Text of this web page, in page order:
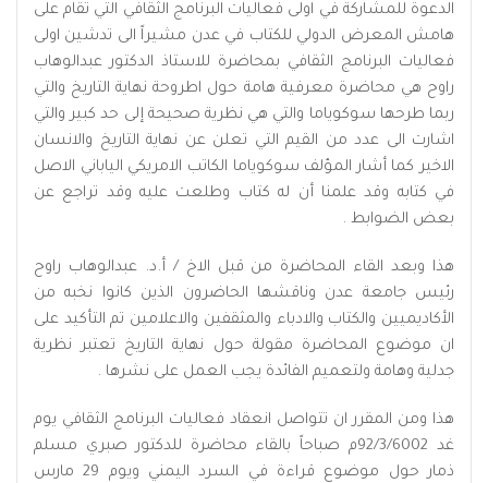
الدعوة للمشاركة في اولى فعاليات البرنامج الثقافي التي تقام على
هامش المعرض الدولي للكتاب في عدن مشيراً الى تدشين اولى
فعاليات البرنامج الثقافي بمحاضرة للاستاذ الدكتور عبدالوهاب
راوح هي محاضرة معرفية هامة حول اطروحة نهاية التاريخ والتي
ربما طرحها سوكوياما والتي هي نظرية صحيحة إلى حد كبير والتي
اشارت الى عدد من القيم التي تعلن عن نهاية التاريخ والانسان
الاخير كما أشار المؤلف سوكوياما الكاتب الامريكي الياباني الاصل
في كتابه وقد علمنا أن له كتاب وطلعت عليه وقد تراجع عن
بعض الضوابط .
هذا وبعد القاء المحاضرة من قبل الاخ / أ.د. عبدالوهاب راوح
رئيس جامعة عدن وناقشها الحاضرون الذين كانوا نخبه من
الأكاديميين والكتاب والادباء والمثقفين والاعلامين تم التأكيد على
ان موضوع المحاضرة مقولة حول نهاية التاريخ تعتبر نظرية
جدلية وهامة ولتعميم الفائدة يجب العمل على نشرها .
هذا ومن المقرر ان تتواصل انعقاد فعاليات البرنامج الثقافي يوم
غد 92/3/6002م صباحاً بالقاء محاضرة للدكتور صبري مسلم
ذمار حول موضوع قراءة في السرد اليمني ويوم 29 مارس